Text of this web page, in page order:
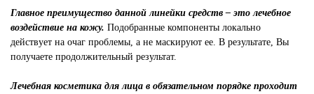
Главное преимущество данной линейки средств – это лечебное
воздействие на кожу. Подобранные компоненты локально
действует на очаг проблемы, а не маскируют ее. В результате, Вы
получаете продолжительный результат.
Лечебная косметика для лица в обязательном порядке проходит